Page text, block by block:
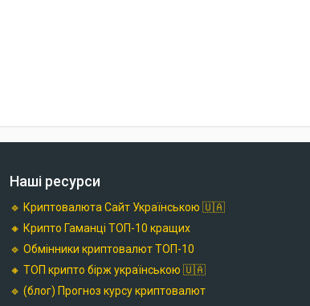
Наші ресурси
🔹 Криптовалюта Cайт Українською 🇺🇦
🔸 Крипто Гаманці ТОП-10 кращих
🔹 Обмінники криптовалют ТОП-10
🔸 ТОП крипто бірж українською 🇺🇦
🔹 (блог) Прогноз курсу криптовалют